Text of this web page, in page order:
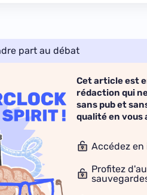
part au débat
Cet article est
rédaction qui
sans pub et
qualité en vous
Accédez
Profitez